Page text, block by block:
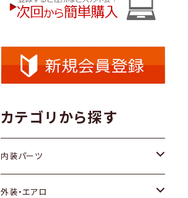
カテゴリから探す
内装パーツ
トヨタ
外装・エアロ